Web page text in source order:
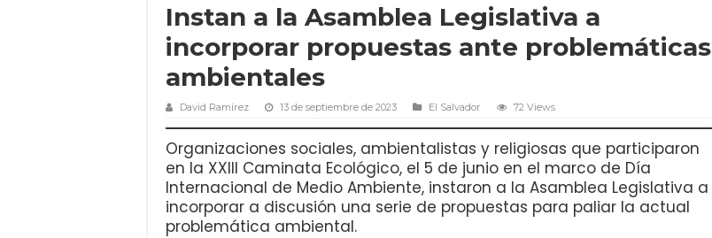
Instan a la Asamblea Legislativa a
incorporar propuestas ante problemáticas
ambientales
David Ramírez 13 de septiembre de 2023 El Salvador 72 Views
Organizaciones sociales, ambientalistas y religiosas que participaron
en la XXIII Caminata Ecológico, el 5 de junio en el marco de Día
Internacional de Medio Ambiente, instaron a la Asamblea Legislativa a
incorporar a discusión una serie de propuestas para paliar la actual
problemática ambiental.